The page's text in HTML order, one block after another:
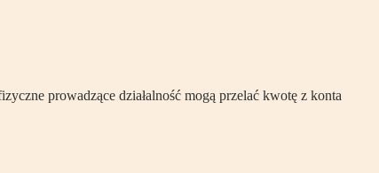
prowadzące działalność mogą przelać kwotę z konta